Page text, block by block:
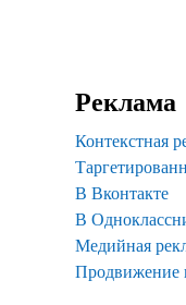
Реклама
Контекстная
В Вконтакте
В
Медийная
Продвижение